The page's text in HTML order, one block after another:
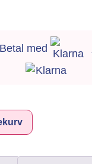
med